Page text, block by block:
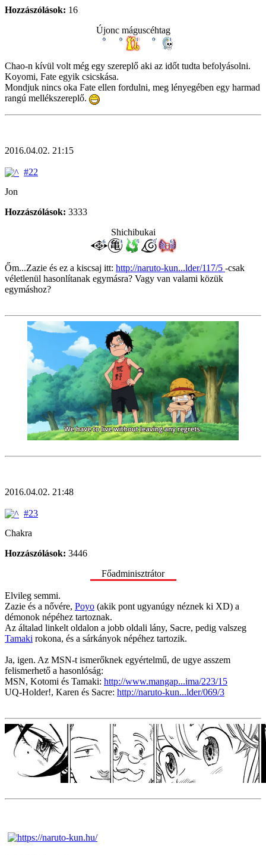
Hozzászólások: 16
Újonc máguscéhtag
Chao-n kívül volt még egy szereplő aki az időt tudta befolyásolni.
Koyomi, Fate egyik csicskása.
Mondjuk nincs oka Fate ellen fordulni, meg lényegében egy harmad
rangú mellékszereplő.
2016.04.02. 21:15
#22
Jon
Hozzászólások: 3333
Shichibukai
Őm...Zazie és ez a kiscsaj itt: http://naruto-kun...lder/117/5 -csak
véletlenül hasonlítanak egymásra? Vagy van valami közük
egymáshoz?
2016.04.02. 21:48
#23
Chakra
Hozzászólások: 3446
Főadminisztrátor
Elvileg semmi.
Zazie és a nővére, Poyo (akik pont ugyanúgy néznek ki XD) a
démonok népéhez tartoznak.
Az általad linkelt oldalon a jobb oldali lány, Sacre, pedig valszeg
Tamaki rokona, és a sárkányok népéhez tartozik.
Ja, igen. Az MSN-t ismerőknek egyértelmű, de ugye asszem
felismerhető a hasonlóság:
MSN, Kotomi és Tamaki: http://www.mangap...ima/223/15
UQ-Holder!, Karen és Sacre: http://naruto-kun...lder/069/3